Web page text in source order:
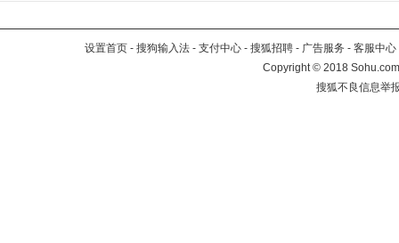
设置首页 - 搜狗输入法 - 支付中心 - 搜狐招聘 - 广告服务 - 客服中心
Copyright©2018
搜狐不良信息举